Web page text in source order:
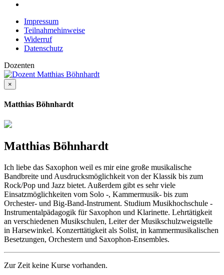
Impressum
Teilnahmehinweise
Widerruf
Datenschutz
Dozenten
×
Matthias Böhnhardt
Matthias Böhnhardt
Ich liebe das Saxophon weil es mir eine große musikalische
Bandbreite und Ausdrucksmöglichkeit von der Klassik bis zum
Rock/Pop und Jazz bietet. Außerdem gibt es sehr viele
Einsatzmöglichkeiten vom Solo -, Kammermusik- bis zum
Orchester- und Big-Band-Instrument. Studium Musikhochschule -
Instrumentalpädagogik für Saxophon und Klarinette. Lehrtätigkeit
an verschiedenen Musikschulen, Leiter der Musikschulzweigstelle
in Harsewinkel. Konzerttätigkeit als Solist, in kammermusikalischen
Besetzungen, Orchestern und Saxophon-Ensembles.
Zur Zeit keine Kurse vorhanden.